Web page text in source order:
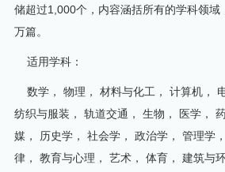
储超过1,000个，内容涵括所有的学科领域
万篇。
适用学科：
数学， 物理， 材料与化工， 计算机，
纺织与服装， 轨道交通， 生物， 医学，
媒， 历史学， 社会学， 政治学， 管理学
律， 教育与心理， 艺术， 体育， 建筑与